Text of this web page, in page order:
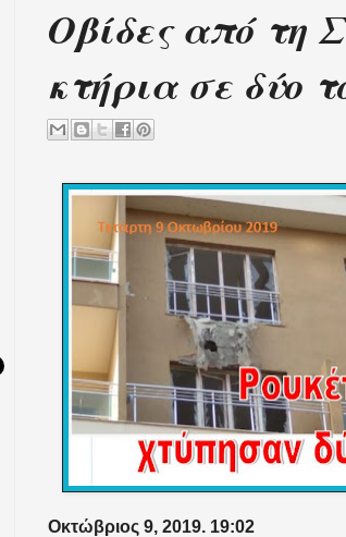
Οβίδες από τη
κτήρια σε δύο
Οκτώβριος 9, 2019. 19:02